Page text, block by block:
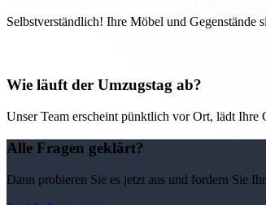
Selbstverständlich! Ihre Möbel und Gegenstände
Wie läuft der Umzugstag ab?
Unser Team erscheint pünktlich vor Ort, lädt Ihre
Alle Fragen geklärt?
Dann probieren Sie es jetzt aus und fordern Sie